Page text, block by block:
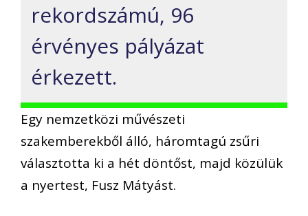
rekordszámú, 96
érvényes pályázat
érkezett.
Egy nemzetközi művészeti
szakemberekből álló, háromtagú zsűri
választotta ki a hét döntőst, majd közülük
a nyertest, Fusz Mátyást.